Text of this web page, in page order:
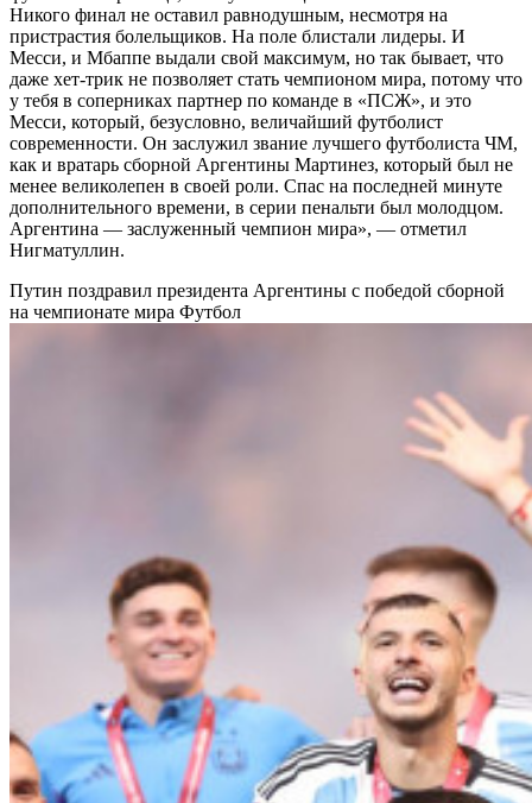
Никого финал не оставил равнодушным, несмотря на
пристрастия болельщиков. На поле блистали лидеры. И
Месси, и Мбаппе выдали свой максимум, но так бывает, что
даже хет-трик не позволяет стать чемпионом мира, потому что
у тебя в соперниках партнер по команде в «ПСЖ», и это
Месси, который, безусловно, величайший футболист
современности. Он заслужил звание лучшего футболиста ЧМ,
как и вратарь сборной Аргентины Мартинез, который был не
менее великолепен в своей роли. Спас на последней минуте
дополнительного времени, в серии пенальти был молодцом.
Аргентина — заслуженный чемпион мира», — отметил
Нигматуллин.
Путин поздравил президента Аргентины с победой сборной
на чемпионате мира Футбол